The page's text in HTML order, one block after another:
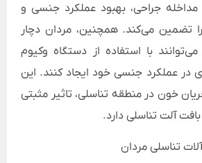
جراحی، بهبود عملکرد جنسی و
را تضمین می‌کند. همچنین، مردان دچار
با استفاده از دستگاه وکیوم
در عملکرد جنسی خود ایجاد کنند. این
خون در منطقه تناسلی، تاثیر مثبتی
آلت تناسلی دارد.
تناسلی مردان